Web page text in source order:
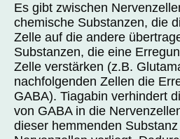
Es gibt zwischen
chemische Substanzen, die
Zelle auf die andere
Substanzen, die eine
Zelle verstärken (z.B.
nachfolgenden Zellen die
GABA). Tiagabin verhindert
von GABA in die
dieser hemmenden